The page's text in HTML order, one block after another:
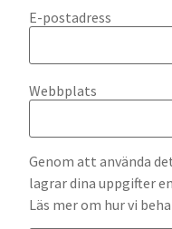
E-postadress
Webbplats
Genom att använda
lagrar dina uppgifter
Läs mer om hur vi